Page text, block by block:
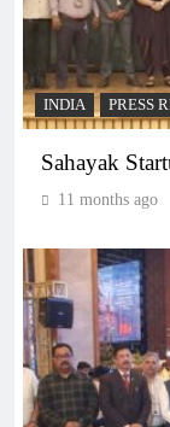
INDIA PRESS
Sahayak
11 months ago